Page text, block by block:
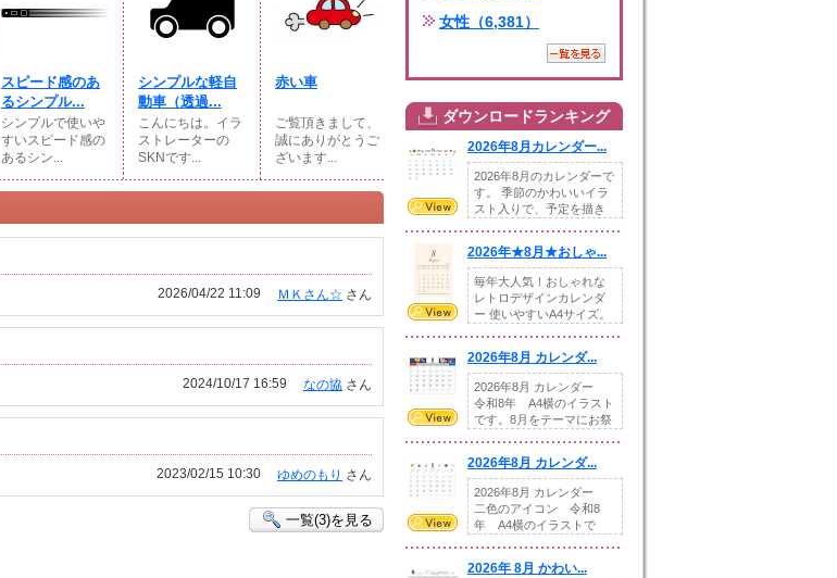
スピード感のあ
るシンプル...
シンプルで使いや
すいスピード感の
あるシン...
シンプルな軽自
動車（透過...
こんにちは。イラ
ストレーターの
SKNです...
赤い車
ご覧頂きまして、
誠にありがとうご
ざいます...
ＭＫさん☆ さん
2026/04/22 11:09
なの協 さん
2024/10/17 16:59
ゆめのもり さん
2023/02/15 10:30
一覧(3)を見る
女性（6,381）
ダウンロードランキング
2026年8月カレンダー...
2026年8月のカレンダーで
す。 季節のかわいいイラ
スト入りで、予定を描き
2026年★8月★おしゃ...
毎年大人気！おしゃれな
レトロデザインカレンダ
ー 使いやすいA4サイズ。
2026年8月 カレンダ...
2026年8月 カレンダー
令和8年 A4横のイラスト
です。8月をテーマにお祭
2026年8月 カレンダ...
2026年8月 カレンダー
二色のアイコン 令和8
年 A4横のイラストで
2026年 8月 かわい...